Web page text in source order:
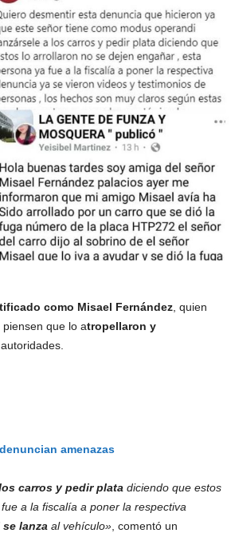
como Misael Fernández, quien
que lo atropellaron y
amenazas
carros y pedir plata diciendo que estos
a la fiscalía a poner la respectiva
lanza al vehículo», comentó un